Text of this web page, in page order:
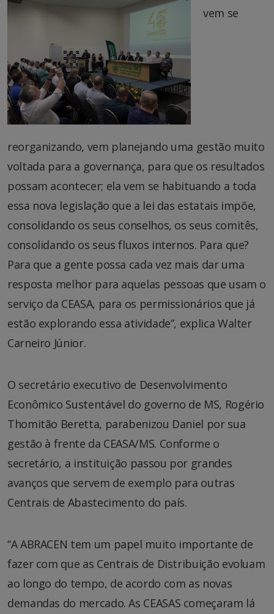
vem se
reorganizando, vem planejando uma gestão muito
voltada para a governança, para que os resultados
possam acontecer; ela vem se habituando a toda
essa nova legislação que a lei das estatais impõe,
consolidando os seus conselhos, os seus comitês,
consolidando os seus fluxos internos. Para que?
Para que a gente possa cada vez mais dar uma
resposta melhor para aquelas pessoas que usam o
serviço da CEASA, para os permissionários que já
estão explorando essa atividade”, explica Walter
Carneiro Júnior.
O secretário executivo de Desenvolvimento
Econômico Sustentável do governo de MS, Rogério
Thomitão Beretta, parabenizou Daniel por sua
gestão à frente da CEASA/MS. Conforme o
secretário, a instituição passou por grandes
avanços que servem de exemplo para outras
Centrais de Abastecimento do país.
“A ABRACEN tem um papel muito importante de
fazer com que as Centrais de Distribuição evoluam
ao longo do tempo, de acordo com as novas
demandas do mercado. As CEASAS começaram lá